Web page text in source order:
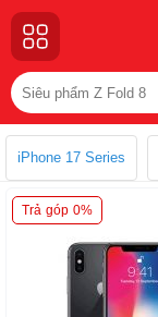
iPhone 17 Series
Trả góp 0%